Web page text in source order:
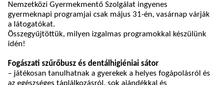
Nemzetközi Gyermekmentő Szolgálat ingyenes
gyermeknapi programjai csak május 31-én, vasárnap várják
a látogatókat.
Összegyűjtöttük, milyen izgalmas programokkal készülünk
idén!
Fogászati szűrőbusz és dentálhigiéniai sátor
– játékosan tanulhatnak a gyerekek a helyes fogápolásról és
az egészséges táplálkozásról, sok ajándékkal és